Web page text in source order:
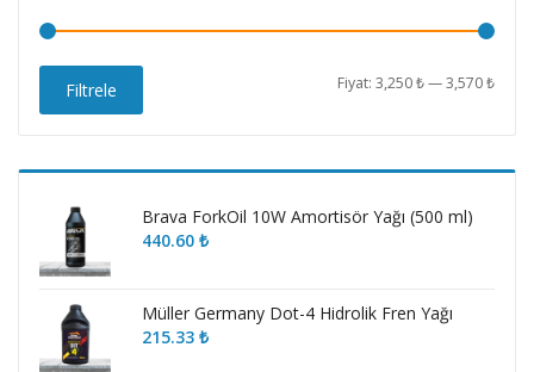
En
En
Filtrele Fiyat:3,250 ₺—3,570 ₺
Brava ForkOil 10W Amortisör Yağı (500 ml)
440.60₺
Müller Germany Dot-4 Hidrolik Fren Yağı
215.33₺